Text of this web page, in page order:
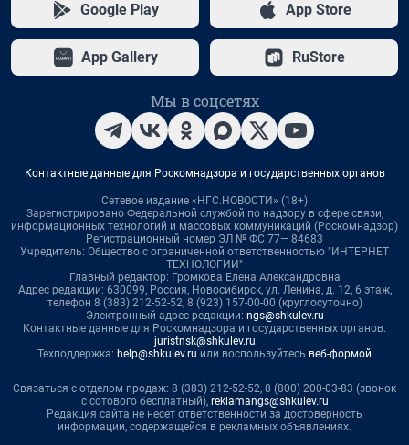
Google Play App Store
App Gallery RuStore
Мы в соцсетях
Контактные данные для Роскомнадзора и государственных органов
Сетевое издание «НГС.НОВОСТИ» (18+)
Зарегистрировано Федеральной службой по надзору в сфере связи,
информационных технологий и массовых коммуникаций (Роскомнадзор)
Регистрационный номер ЭЛ № ФС 77— 84683
Учредитель: Общество с ограниченной ответственностью "ИНТЕРНЕТ
ТЕХНОЛОГИИ"
Главный редактор: Громкова Елена Александровна
Адрес редакции: 630099, Россия, Новосибирск, ул. Ленина, д. 12, 6 этаж,
телефон 8 (383) 212-52-52, 8 (923) 157-00-00 (круглосуточно)
Электронный адрес редакции: ngs@shkulev.ru
Контактные данные для Роскомнадзора и государственных органов:
juristnsk@shkulev.ru
Техподдержка: help@shkulev.ru или воспользуйтесь веб-формой
Связаться с отделом продаж: 8 (383) 212-52-52, 8 (800) 200-03-83 (звонок
с сотового бесплатный), reklamangs@shkulev.ru
Редакция сайта не несет ответственности за достоверность
информации, содержащейся в рекламных объявлениях.